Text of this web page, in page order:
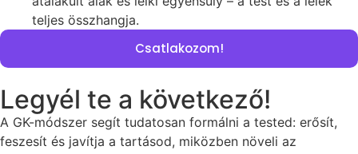
teljes összhangja.
Csatlakozom!
Legyél te a következő!
A GK-módszer segít tudatosan formálni a tested: erősít,
feszesít és javítja a tartásod, miközben növeli az